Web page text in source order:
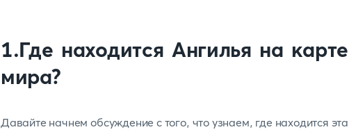
1.Где находится Ангилья на карте
мира?
Давайте начнем обсуждение с того, что узнаем, где находится эта